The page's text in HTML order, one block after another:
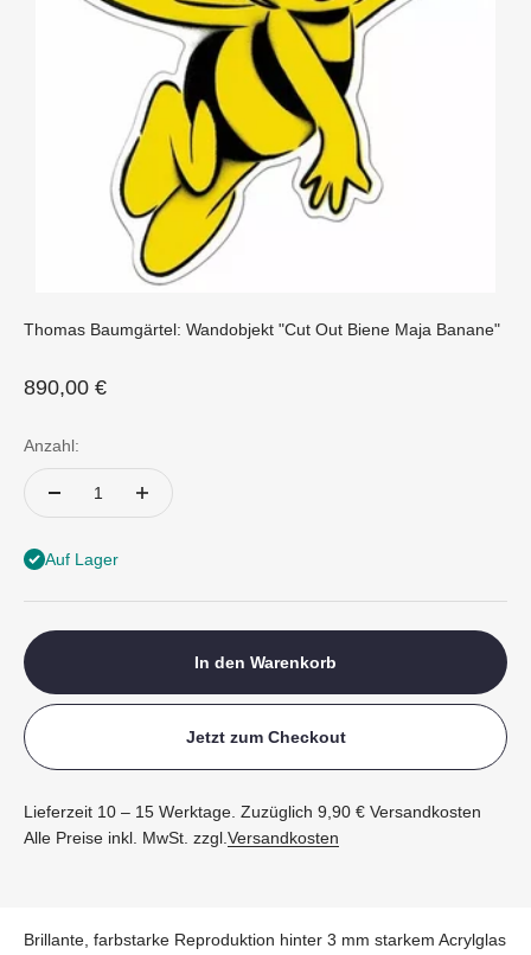
Thomas Baumgärtel: Wandobjekt "Cut Out Biene Maja Banane"
Angebot
890,00 €
Anzahl:
Auf Lager
In den Warenkorb
Jetzt zum Checkout
Lieferzeit 10 – 15 Werktage. Zuzüglich 9,90 € Versandkosten
Alle Preise inkl. MwSt. zzgl. Versandkosten
Brillante, farbstarke Reproduktion hinter 3 mm starkem Acrylglas